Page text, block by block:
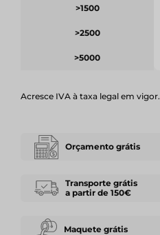
>1500
>2500
>5000
Acresce IVA à taxa legal em vigor.
Orçamento grátis
Transporte grátis
a partir de 150€
Maquete grátis